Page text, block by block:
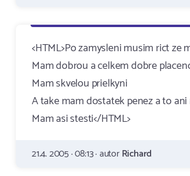
<HTML>Po zamysleni musim rict ze
Mam dobrou a celkem dobre
Mam skvelou prielkyni
A take mam dostatek penez a to
Mam asi stesti</HTML>
21.4. 2005 · 08:13 · autorRichard